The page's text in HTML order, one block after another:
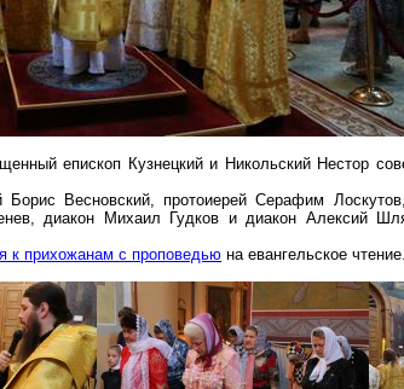
епископ Кузнецкий и Никольский Нестор
Весновский, протоиерей Серафим
диакон Михаил Гудков и диакон Алексий
к прихожанам с проповедью на евангельское чтение.